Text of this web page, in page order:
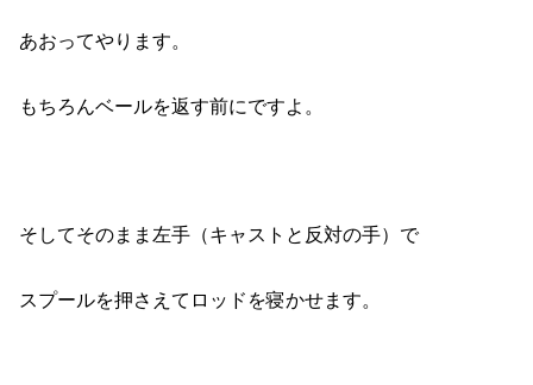
あおってやります。
もちろんベールを返す前にですよ。
そしてそのまま左手（キャストと反対の手）で
スプールを押さえてロッドを寝かせます。